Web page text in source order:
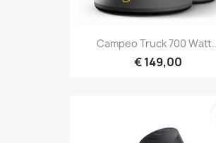
Campeo Truck 700
€ 149,00